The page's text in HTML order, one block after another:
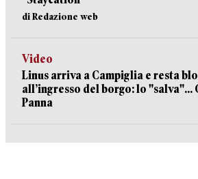
di Redazione web
Video
Linus arriva a Campiglia e resta
all’ingresso del borgo: lo "salva"...
Panna